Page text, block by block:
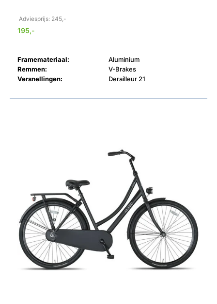
Adviesprijs: 245,-
195,-
Framemateriaal:
Aluminium
Remmen:
V-Brakes
Versnellingen:
Derailleur 21